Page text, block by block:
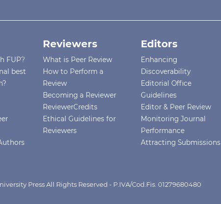
FUP?
best
Reviewers
What is Peer Review
How to Perform a
Review
Becoming a Reviewer
ReviewerCredits
Ethical Guidelines for
Reviewers
Editors
Enhancing
Discoverability
Editorial Office
Guidelines
Editor & Peer Review
Monitoring Journal
Performance
Attracting Submissions
Press All Rights Reserved - P.IVA/Cod.Fis. 01279680480